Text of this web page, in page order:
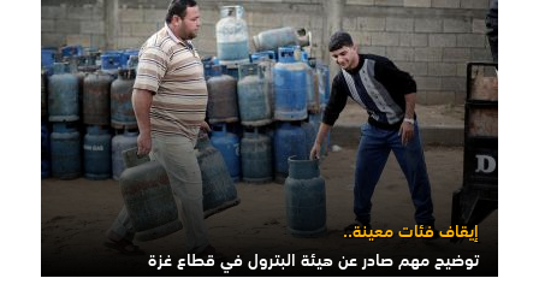
إيقاف فئات معينة..
توضيح مهم صادر عن هيئة البترول في قطاع غزة